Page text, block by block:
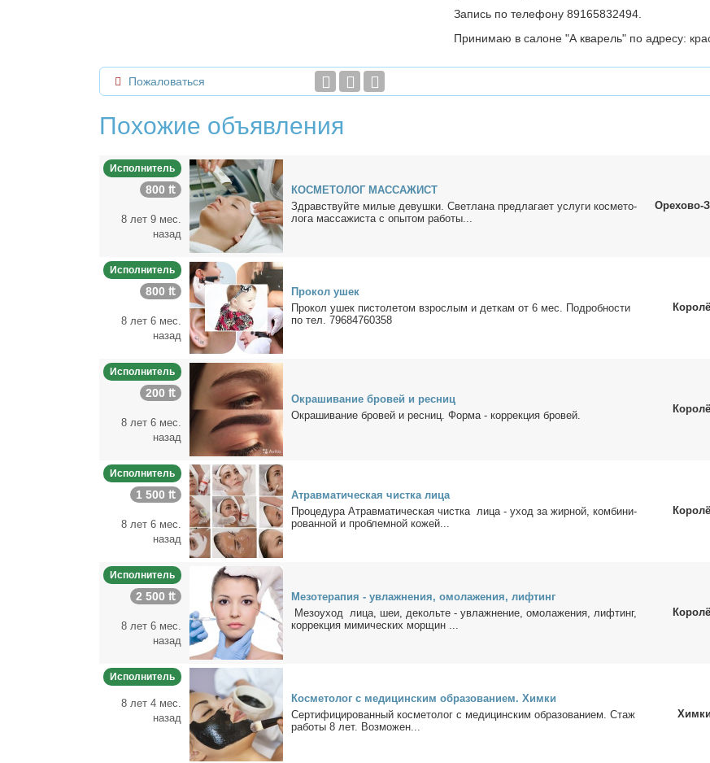
Запись по телефону 89165832494.
Принимаю в салоне "А кварель" по адресу:
Пожаловаться
Похожие объявления
Исполнитель
800 ₶
8 лет 9 мес.
назад
КОСМЕТОЛОГ МАССАЖИСТ
Здрав­ствуй­те ми­лые де­вуш­ки. Свет­ла­на пред­ла­га­ет услу­ги кос­ме­то­
ло­га мас­са­жи­ста с опы­том ра­бо­ты...
Орехово-
Исполнитель
800 ₶
8 лет 6 мес.
назад
Про­кол ушек
Про­кол ушек пи­сто­ле­том взрос­лым и дет­кам от 6 мес. По­дроб­но­сти
по тел. 79684760358
Исполнитель
200 ₶
8 лет 6 мес.
назад
Окра­ши­ва­ние бро­вей и рес­ниц
Окра­ши­ва­ние бро­вей и рес­ниц. Фор­ма - кор­рек­ция бро­вей.
Исполнитель
1 500 ₶
8 лет 6 мес.
назад
Атрав­ма­ти­че­ская чист­ка ли­ца
Про­це­ду­ра Атрав­ма­ти­че­ская чист­ка ли­ца - уход за жир­ной, ком­би­ни­
ро­ван­ной и про­блем­ной ко­жей...
Исполнитель
2 500 ₶
8 лет 6 мес.
назад
Ме­зо­те­ра­пия - увлаж­не­ния, омо­ла­же­ния, лиф­тинг
Ме­зо­уход ли­ца, шеи, де­коль­те - увлаж­не­ние, омо­ла­же­ния, лиф­тинг,
кор­рек­ция ми­ми­че­ских мор­щин ...
Исполнитель
8 лет 4 мес.
назад
Кос­ме­то­лог с ме­ди­цин­ским об­ра­зо­ва­ни­ем. Хим­ки
Сер­ти­фи­ци­ро­ван­ный кос­ме­то­лог с ме­ди­цин­ским об­ра­зо­ва­ни­ем. Стаж
ра­бо­ты 8 лет. Воз­мо­жен...
Химки